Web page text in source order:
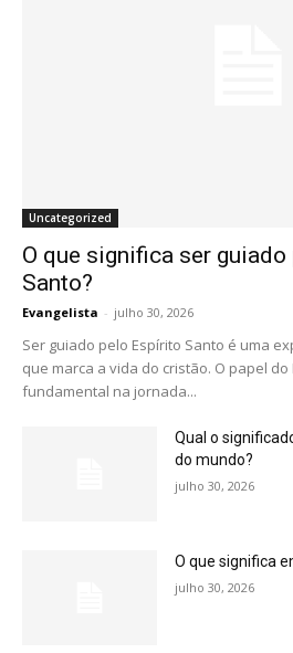
Uncategorized
O que significa ser
Santo?
Evangelista - julho 30, 2026
Ser guiado pelo Espírito Santo é uma
que marca a vida do cristão. O papel do
fundamental na jornada...
Qual o
do mundo?
julho 30, 2026
O que significa
julho 30, 2026